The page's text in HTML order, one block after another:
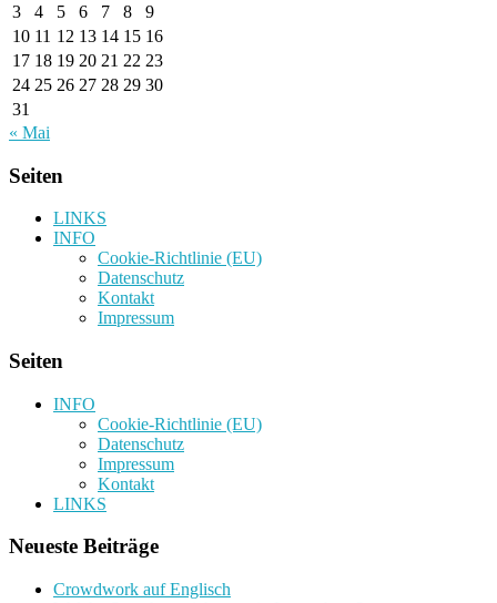
3
4 5 6 7 8
9
10 11 12 13 14 15 16
17 18 19 20 21 22 23
24 25 26 27 28 29 30
31
« Mai
Seiten
LINKS
INFO
Cookie-Richtlinie (EU)
Datenschutz
Kontakt
Impressum
Seiten
INFO
Cookie-Richtlinie (EU)
Datenschutz
Impressum
Kontakt
LINKS
Neueste Beiträge
Crowdwork auf Englisch